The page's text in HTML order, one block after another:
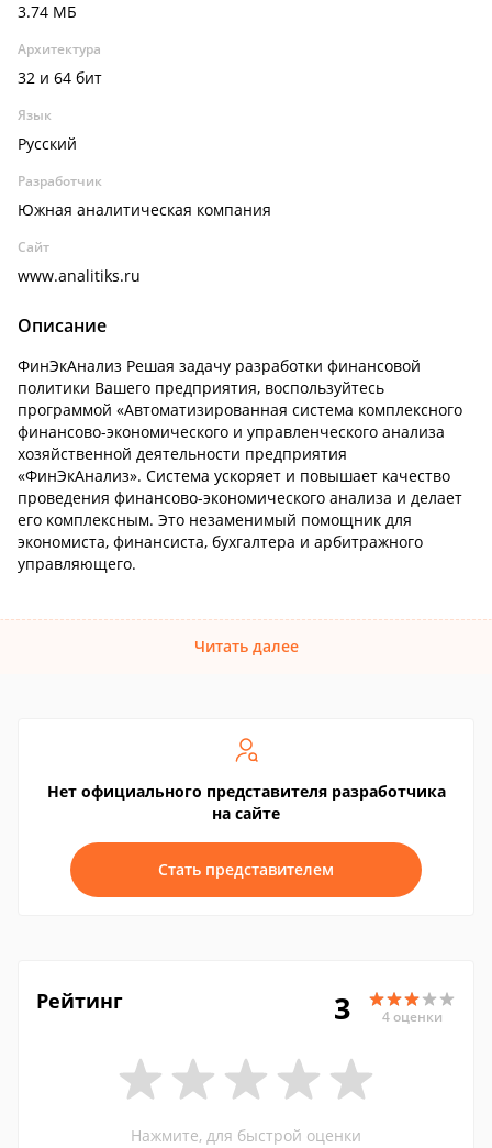
3.74 МБ
Архитектура
32 и 64 бит
Язык
Русский
Разработчик
Южная аналитическая компания
Сайт
www.analitiks.ru
Описание
ФинЭкАнализ Решая задачу разработки финансовой
политики Вашего предприятия, воспользуйтесь
программой «Автоматизированная система комплексного
финансово-экономического и управленческого анализа
хозяйственной деятельности предприятия
«ФинЭкАнализ». Система ускоряет и повышает качество
проведения финансово-экономического анализа и делает
его комплексным. Это незаменимый помощник для
экономиста, финансиста, бухгалтера и арбитражного
управляющего.
Читать далее
Нет официального представителя разработчика
на сайте
Стать представителем
Рейтинг 3 4 оценки
Нажмите, для быстрой оценки